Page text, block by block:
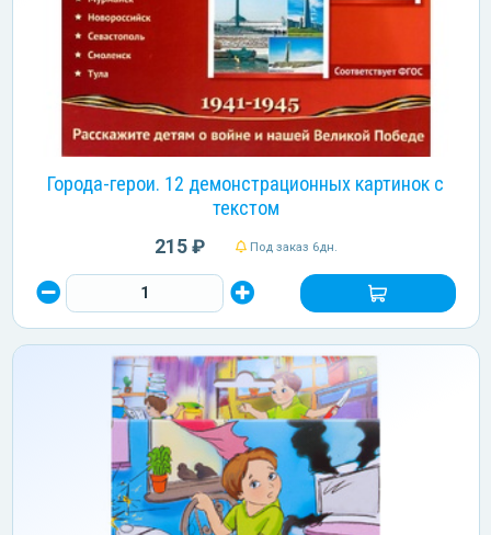
Города-герои. 12 демонстрационных картинок с
текстом
215 ₽ Под заказ 6дн.